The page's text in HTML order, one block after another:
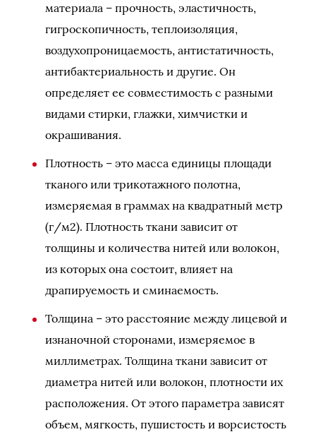
материала – прочность, эластичность,
гигроскопичность, теплоизоляция,
воздухопроницаемость, антистатичность,
антибактериальность и другие. Он
определяет ее совместимость с разными
видами стирки, глажки, химчистки и
окрашивания.
Плотность – это масса единицы площади
тканого или трикотажного полотна,
измеряемая в граммах на квадратный метр
(г/м2). Плотность ткани зависит от
толщины и количества нитей или волокон,
из которых она состоит, влияет на
драпируемость и сминаемость.
Толщина – это расстояние между лицевой и
изнаночной сторонами, измеряемое в
миллиметрах. Толщина ткани зависит от
диаметра нитей или волокон, плотности их
расположения. От этого параметра зависят
объем, мягкость, пушистость и ворсистость